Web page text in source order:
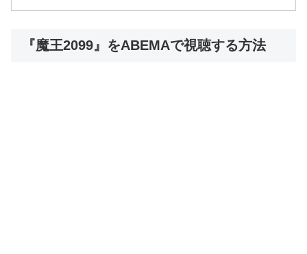
『魔王2099』をABEMAで視聴する方法